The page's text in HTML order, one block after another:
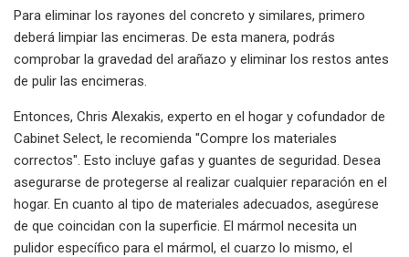
Para eliminar los rayones del concreto y similares, primero
deberá limpiar las encimeras. De esta manera, podrás
comprobar la gravedad del arañazo y eliminar los restos antes
de pulir las encimeras.
Entonces, Chris Alexakis, experto en el hogar y cofundador de
Cabinet Select, le recomienda "Compre los materiales
correctos". Esto incluye gafas y guantes de seguridad. Desea
asegurarse de protegerse al realizar cualquier reparación en el
hogar. En cuanto al tipo de materiales adecuados, asegúrese
de que coincidan con la superficie. El mármol necesita un
pulidor específico para el mármol, el cuarzo lo mismo, el